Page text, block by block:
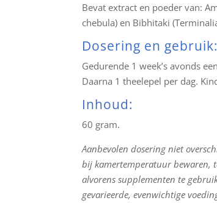
Bevat extract en poeder van:
chebula) en Bibhitaki
Dosering en gebruik:
Gedurende 1 week’s avonds
Daarna 1 theelepel per dag.
Inhoud:
60 gram.
Aanbevolen dosering niet
bij kamertemperatuur bewaren,
alvorens supplementen te
gevarieerde, evenwichtige